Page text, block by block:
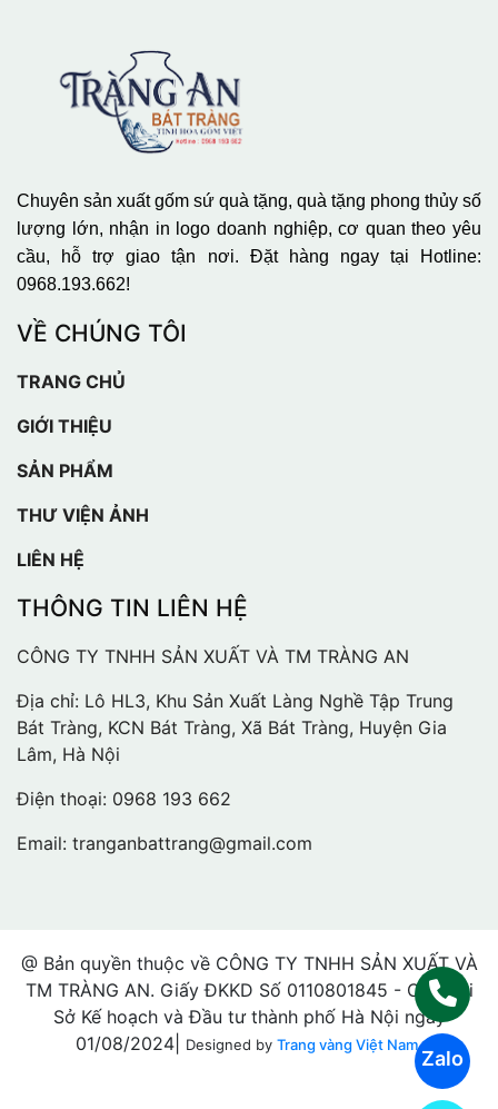
Zalo
Chuyên sản xuất gốm sứ quà tặng, quà tặng phong thủy số
lượng lớn, nhận in logo doanh nghiệp, cơ quan theo yêu
cầu, hỗ trợ giao tận nơi. Đặt hàng ngay tại Hotline:
0968.193.662!
VỀ CHÚNG TÔI
TRANG CHỦ
GIỚI THIỆU
SẢN PHẨM
THƯ VIỆN ẢNH
LIÊN HỆ
THÔNG TIN LIÊN HỆ
CÔNG TY TNHH SẢN XUẤT VÀ TM TRÀNG AN
Địa chỉ: Lô HL3, Khu Sản Xuất Làng Nghề Tập Trung
Bát Tràng, KCN Bát Tràng, Xã Bát Tràng, Huyện Gia
Lâm, Hà Nội
Điện thoại: 0968 193 662
Email: tranganbattrang@gmail.com
@ Bản quyền thuộc về CÔNG TY TNHH SẢN XUẤT VÀ
TM TRÀNG AN. Giấy ĐKKD Số 0110801845 - Cấp bởi
Sở Kế hoạch và Đầu tư thành phố Hà Nội ngày
01/08/2024|
Designed by Trang vàng Việt Nam.